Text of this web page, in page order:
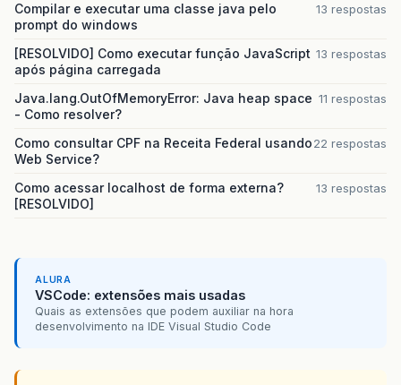
Compilar e executar uma classe java pelo
prompt do windows
13 respostas
[RESOLVIDO] Como executar função JavaScript
após página carregada
13 respostas
Java.lang.OutOfMemoryError: Java heap space
- Como resolver?
11 respostas
Como consultar CPF na Receita Federal usando
Web Service?
22 respostas
Como acessar localhost de forma externa?
[RESOLVIDO]
13 respostas
ALURA
VSCode: extensões mais usadas
Quais as extensões que podem auxiliar na hora
desenvolvimento na IDE Visual Studio Code